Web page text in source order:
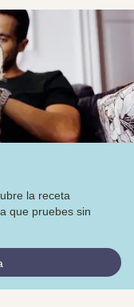
la receta
que pruebes sin